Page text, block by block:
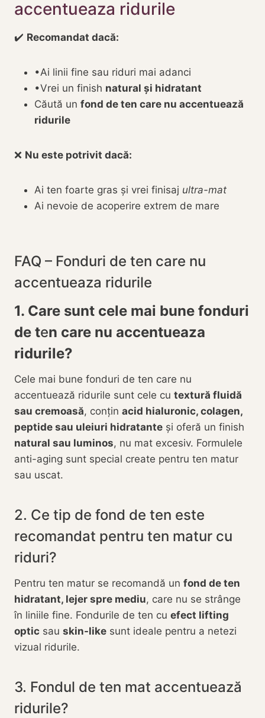
accentueaza ridurile
✔️ Recomandat dacă:
•Ai linii fine sau riduri mai adanci
•Vrei un finish natural și hidratant
Căută un fond de ten care nu accentuează
ridurile
❌ Nu este potrivit dacă:
Ai ten foarte gras și vrei finisaj ultra-mat
Ai nevoie de acoperire extrem de mare
FAQ – Fonduri de ten care nu
accentueaza ridurile
1. Care sunt cele mai bune fonduri
de ten care nu accentueaza
ridurile?
Cele mai bune fonduri de ten care nu
accentuează ridurile sunt cele cu textură fluidă
sau cremoasă, conțin acid hialuronic, colagen,
peptide sau uleiuri hidratante și oferă un finish
natural sau luminos, nu mat excesiv. Formulele
anti-aging sunt special create pentru ten matur
sau uscat.
2. Ce tip de fond de ten este
recomandat pentru ten matur cu
riduri?
Pentru ten matur se recomandă un fond de ten
hidratant, lejer spre mediu, care nu se strânge
în liniile fine. Fondurile de ten cu efect lifting
optic sau skin-like sunt ideale pentru a netezi
vizual ridurile.
3. Fondul de ten mat accentuează
ridurile?